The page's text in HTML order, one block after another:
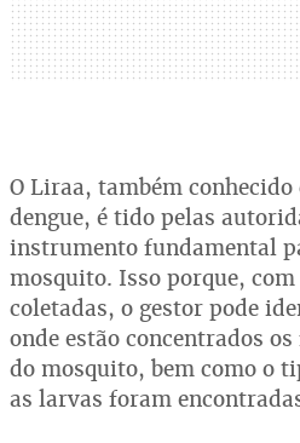
O Liraa, também conhecido
dengue, é tido pelas
instrumento fundamental
mosquito. Isso porque,
coletadas, o gestor pode
onde estão concentrados
do mosquito, bem como o
as larvas foram